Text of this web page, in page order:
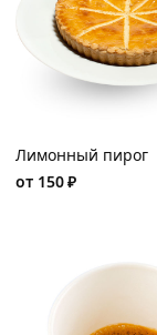
Лимонный пирог
от 150₽